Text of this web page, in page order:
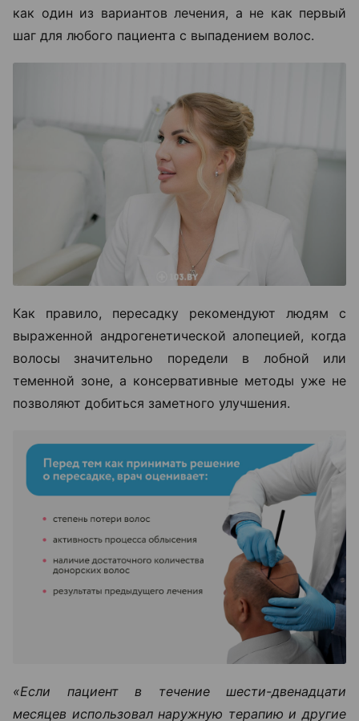
как один из вариантов лечения, а не как первый
шаг для любого пациента с выпадением волос.
Как правило, пересадку рекомендуют людям с
выраженной андрогенетической алопецией, когда
волосы значительно поредели в лобной или
теменной зоне, а консервативные методы уже не
позволяют добиться заметного улучшения.
«Если пациент в течение шести-двенадцати
месяцев использовал наружную терапию и другие